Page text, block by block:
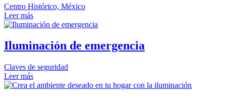
Centro Histórico, México
Leer más
Iluminación de emergencia
Claves de seguridad
Leer más